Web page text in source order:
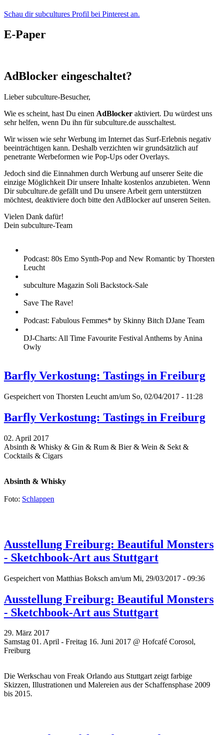
Schau dir subcultures Profil bei Pinterest an.
E-Paper
AdBlocker eingeschaltet?
Lieber subculture-Besucher,
Wie es scheint, hast Du einen AdBlocker aktiviert. Du würdest uns
sehr helfen, wenn Du ihn für subculture.de ausschaltest.
Wir wissen wie sehr Werbung im Internet das Surf-Erlebnis negativ
beeinträchtigen kann. Deshalb verzichten wir grundsätzlich auf
penetrante Werbeformen wie Pop-Ups oder Overlays.
Jedoch sind die Einnahmen durch Werbung auf unserer Seite die
einzige Möglichkeit Dir unsere Inhalte kostenlos anzubieten. Wenn
Dir subculture.de gefällt und Du unsere Arbeit gern unterstützen
möchtest, deaktiviere doch bitte den AdBlocker auf unseren Seiten.
Vielen Dank dafür!
Dein subculture-Team
Podcast: 80s Emo Synth-Pop and New Romantic by Thorsten
Leucht
subculture Magazin Soli Backstock-Sale
Save The Rave!
Podcast: Fabulous Femmes* by Skinny Bitch DJane Team
DJ-Charts: All Time Favourite Festival Anthems by Anina
Owly
Barfly Verkostung: Tastings in Freiburg
Gespeichert von Thorsten Leucht am/um So, 02/04/2017 - 11:28
Barfly Verkostung: Tastings in Freiburg
02. April 2017
Absinth & Whisky & Gin & Rum & Bier & Wein & Sekt &
Cocktails & Cigars
Absinth & Whisky
Foto: Schlappen
Ausstellung Freiburg: Beautiful Monsters
- Sketchbook-Art aus Stuttgart
Gespeichert von Matthias Boksch am/um Mi, 29/03/2017 - 09:36
Ausstellung Freiburg: Beautiful Monsters
- Sketchbook-Art aus Stuttgart
29. März 2017
Samstag 01. April - Freitag 16. Juni 2017 @ Hofcafé Corosol,
Freiburg
Die Werkschau von Freak Orlando aus Stuttgart zeigt farbige
Skizzen, Illustrationen und Malereien aus der Schaffensphase 2009
bis 2015.